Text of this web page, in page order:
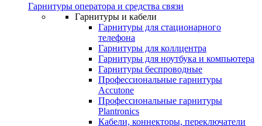
Гарнитуры оператора и средства связи
Гарнитуры и кабели
Гарнитуры для стационарного
телефона
Гарнитуры для коллцентра
Гарнитуры для ноутбука и компьютера
Гарнитуры беспроводные
Профессиональные гарнитуры
Accutone
Профессиональные гарнитуры
Plantronics
Кабели, коннекторы, переключатели